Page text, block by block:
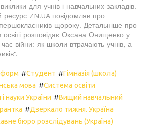
для учнів і навчальних закладів.
ZN.UA повідомляв про
щороку. Детальніше про
освіті розповідає Оксана Онищенко у
час війни: як школи втрачають учнів, а
#Студент #Гімназія (школа)
мова #Система освіти
науки України #Вищий навчальний
#Дзеркало тижня. Україна
бюро розслідувань (Україна)